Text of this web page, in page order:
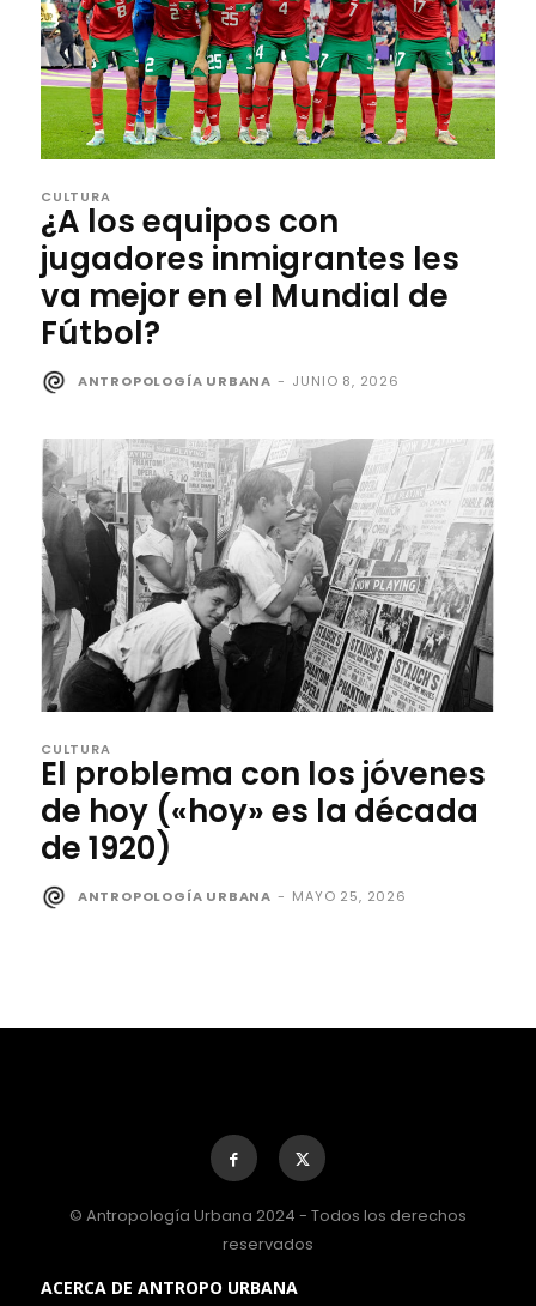
CULTURA
¿A los equipos con
jugadores inmigrantes les
va mejor en el Mundial de
Fútbol?
ANTROPOLOGÍA URBANA - JUNIO 8, 2026
CULTURA
El problema con los jóvenes
de hoy («hoy» es la década
de 1920)
ANTROPOLOGÍA URBANA - MAYO 25, 2026
© Antropología Urbana 2024 - Todos los derechos
reservados
ACERCA DE ANTROPO URBANA